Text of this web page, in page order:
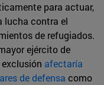
para actuar,
lucha contra el
de refugiados.
ejército de
afectaría
de defensa como